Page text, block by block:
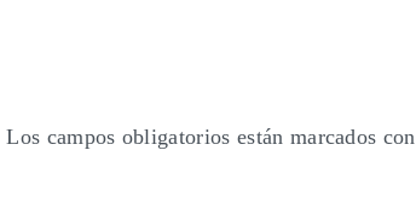
Los campos obligatorios están marcados con